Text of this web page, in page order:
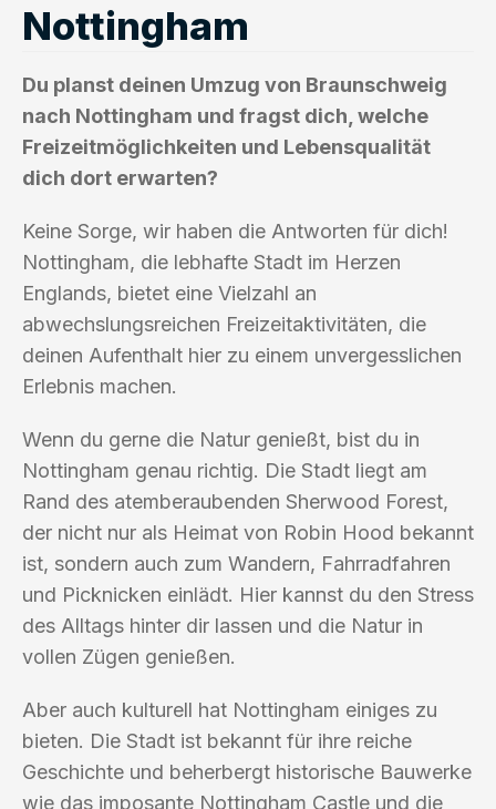
Nottingham
Du planst deinen Umzug von Braunschweig
nach Nottingham und fragst dich, welche
Freizeitmöglichkeiten und Lebensqualität
dich dort erwarten?
Keine Sorge, wir haben die Antworten für dich!
Nottingham, die lebhafte Stadt im Herzen
Englands, bietet eine Vielzahl an
abwechslungsreichen Freizeitaktivitäten, die
deinen Aufenthalt hier zu einem unvergesslichen
Erlebnis machen.
Wenn du gerne die Natur genießt, bist du in
Nottingham genau richtig. Die Stadt liegt am
Rand des atemberaubenden Sherwood Forest,
der nicht nur als Heimat von Robin Hood bekannt
ist, sondern auch zum Wandern, Fahrradfahren
und Picknicken einlädt. Hier kannst du den Stress
des Alltags hinter dir lassen und die Natur in
vollen Zügen genießen.
Aber auch kulturell hat Nottingham einiges zu
bieten. Die Stadt ist bekannt für ihre reiche
Geschichte und beherbergt historische Bauwerke
wie das imposante Nottingham Castle und die